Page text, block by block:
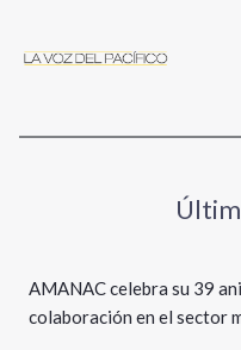
AMANAC celebra su 39
colaboración en el sector